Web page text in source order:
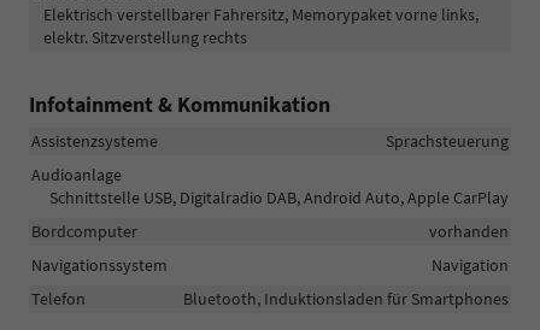
Elektrisch verstellbarer Fahrersitz, Memorypaket vorne links,
elektr. Sitzverstellung rechts
Infotainment & Kommunikation
Assistenzsysteme
Sprachsteuerung
Audioanlage
Schnittstelle USB, Digitalradio DAB, Android Auto, Apple CarPlay
Bordcomputer
vorhanden
Navigationssystem
Navigation
Telefon
Bluetooth, Induktionsladen für Smartphones